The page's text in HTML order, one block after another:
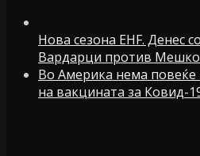
Нова сезона EHF. Денес
Вардарци против
Во Америка нема повеќе
на вакцината за Ковид-